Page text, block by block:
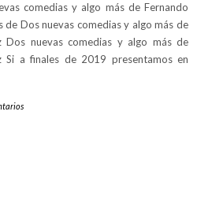
comedias y algo más de Fernando
de Dos nuevas comedias y algo más de
Dos nuevas comedias y algo más de
Si a finales de 2019 presentamos en